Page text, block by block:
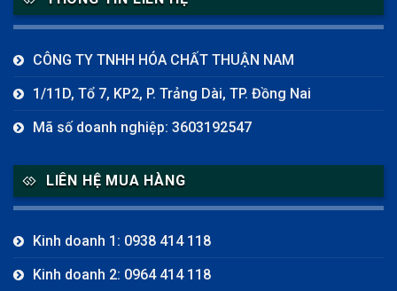
CÔNG TY TNHH HÓA CHẤT THUẬN NAM
1/11D, Tổ 7, KP2, P. Trảng Dài, TP. Đồng Nai
Mã số doanh nghiệp: 3603192547
LIÊN HỆ MUA HÀNG
Kinh doanh 1: 0938 414 118
Kinh doanh 2: 0964 414 118